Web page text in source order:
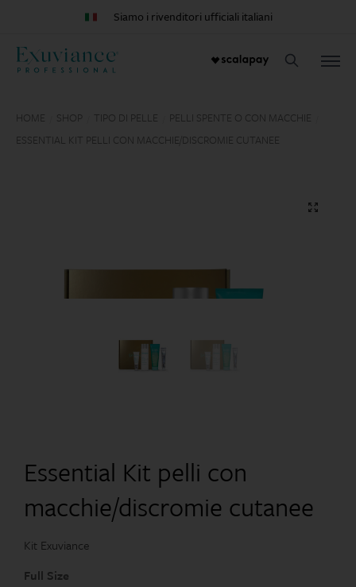
Siamo i rivenditori ufficiali italiani
HOME SHOP TIPO DI PELLE PELLI SPENTE O CON MACCHIE
ESSENTIAL KIT PELLI CON MACCHIE/DISCROMIE CUTANEE
🔍
Essential Kit pelli con
macchie/discromie cutanee
Kit Exuviance
Full Size